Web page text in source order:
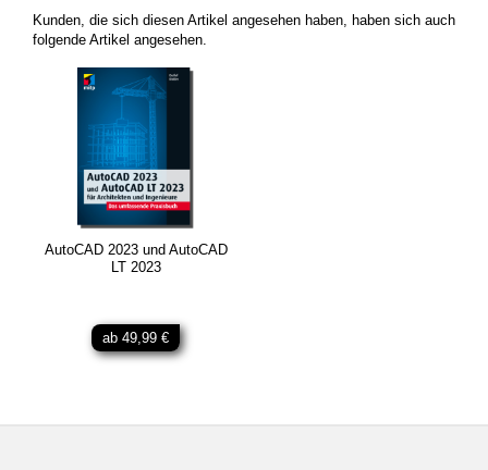
Kunden, die sich diesen Artikel angesehen haben, haben sich auch
folgende Artikel angesehen.
AutoCAD 2023 und AutoCAD
LT 2023
ab 49,99 €